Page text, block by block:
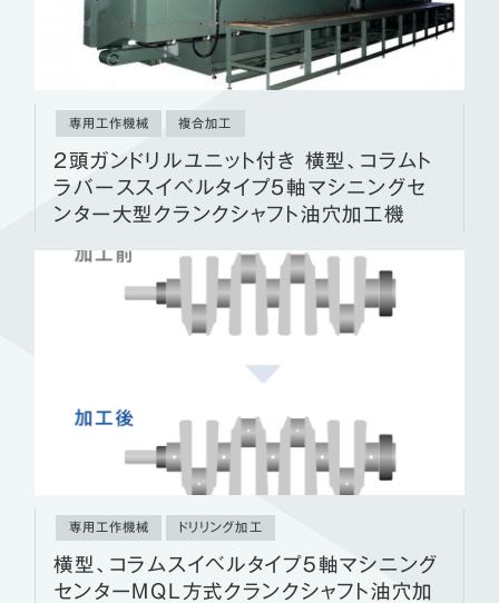
専用工作機械 複合加工
2頭ガンドリルユニット付き 横型、コラムト
ラバーススイベルタイプ5軸マシニングセ
ンター大型クランクシャフト油穴加工機
専用工作機械 ドリリング加工
横型、コラムスイベルタイプ５軸マシニング
センターMQL方式クランクシャフト油穴加